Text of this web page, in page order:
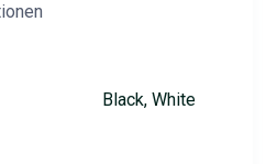
Black, White